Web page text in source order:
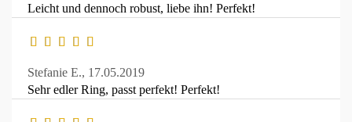
Leicht und dennoch robust, liebe ihn! Perfekt!
Stefanie E., 17.05.2019
Sehr edler Ring, passt perfekt! Perfekt!